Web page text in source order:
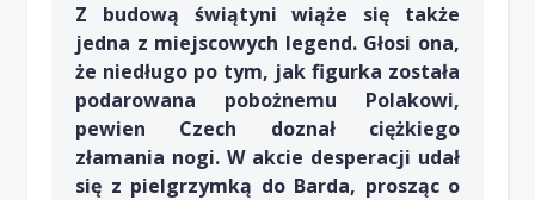
Z budową świątyni wiąże się także
jedna z miejscowych legend. Głosi ona,
że niedługo po tym, jak figurka została
podarowana pobożnemu Polakowi,
pewien Czech doznał ciężkiego
złamania nogi. W akcie desperacji udał
się z pielgrzymką do Barda, prosząc o